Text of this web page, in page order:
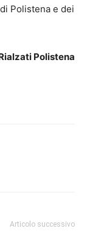
Polistena e dei
Polistena
Articolo successivo